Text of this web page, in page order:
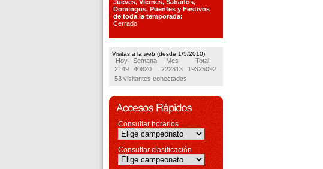
Jueves, Viernes, Sábados,
Domingos, Puentes y Festivos
de toda la temporada:
Cerrado
Visitas a la web (desde 1/5/2010):
Hoy Semana Mes
Total
2149
40820 222813
19325092
53 visitantes conectados
Consultar horarios
Consultar clasificación